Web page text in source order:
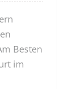
Besten
im